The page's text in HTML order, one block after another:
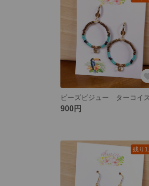
ビーズビジュー ターコイ
900円
残り1